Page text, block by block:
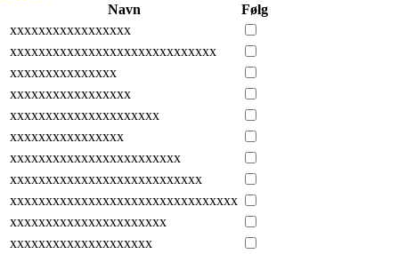
Navn
Følg
xxxxxxxxxxxxxxxxx
xxxxxxxxxxxxxxxxxxxxxxxxxxxxx
xxxxxxxxxxxxxxx
xxxxxxxxxxxxxxxxx
xxxxxxxxxxxxxxxxxxxxx
xxxxxxxxxxxxxxxx
xxxxxxxxxxxxxxxxxxxxxxxx
xxxxxxxxxxxxxxxxxxxxxxxxxxx
xxxxxxxxxxxxxxxxxxxxxxxxxxxxxxxx
xxxxxxxxxxxxxxxxxxxxxx
xxxxxxxxxxxxxxxxxxxx